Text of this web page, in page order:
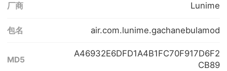
厂商 Lunime
包名 air.com.lunime.gachanebulamod
MD5
A46932E6DFD1A4B1FC70F917D6F2
CB89